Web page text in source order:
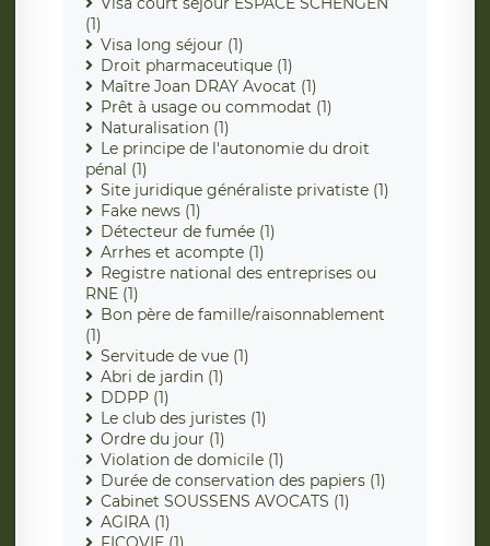
(1)
Visa long séjour (1)
Droit pharmaceutique (1)
Maître Joan DRAY Avocat (1)
Prêt à usage ou commodat (1)
Naturalisation (1)
Le principe de l'autonomie du droit
pénal (1)
Site juridique généraliste privatiste (1)
Fake news (1)
Détecteur de fumée (1)
Arrhes et acompte (1)
Registre national des entreprises ou
RNE (1)
Bon père de famille/raisonnablement
(1)
Servitude de vue (1)
Abri de jardin (1)
DDPP (1)
Le club des juristes (1)
Ordre du jour (1)
Violation de domicile (1)
Durée de conservation des papiers (1)
Cabinet SOUSSENS AVOCATS (1)
AGIRA (1)